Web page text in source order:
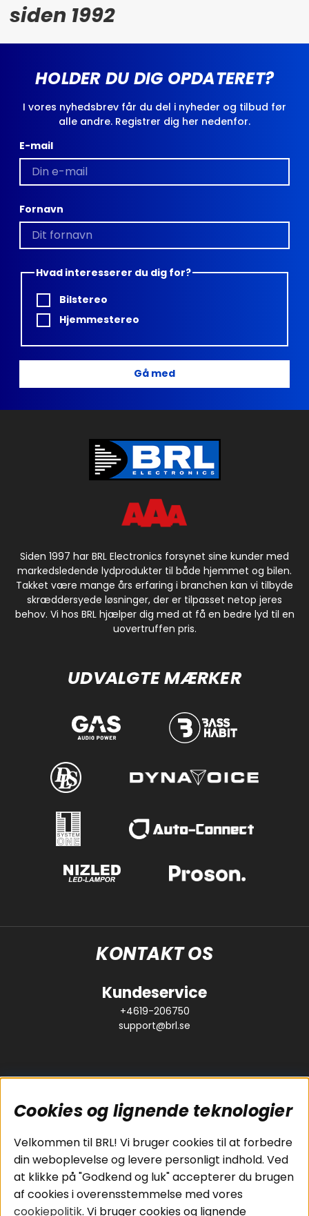
siden 1992
HOLDER DU DIG OPDATERET?
I vores nyhedsbrev får du del i nyheder og tilbud før
alle andre. Registrer dig her nedenfor.
E-mail
Fornavn
Hvad interesserer du dig for?
Bilstereo
Hjemmestereo
Gå med
Siden 1997 har BRL Electronics forsynet sine kunder med
markedsledende lydprodukter til både hjemmet og bilen.
Takket være mange års erfaring i branchen kan vi tilbyde
skræddersyede løsninger, der er tilpasset netop jeres
behov. Vi hos BRL hjælper dig med at få en bedre lyd til en
uovertruffen pris.
UDVALGTE MÆRKER
KONTAKT OS
Kundeservice
+4619-206750
support@brl.se
Populære sider
Pakkeløsninger
Bilstereo
Højttalere
Forstærker
Kundeservice
Cookies
Handelsbetingelser
Personvernpolicy
Service / Garanti /
Cookies og lignende teknologier
Velkommen til BRL! Vi bruger cookies til at forbedre
din weboplevelse og levere personligt indhold. Ved
at klikke på "Godkend og luk" accepterer du brugen
af cookies i overensstemmelse med vores
cookiepolitik. Vi bruger cookies og lignende